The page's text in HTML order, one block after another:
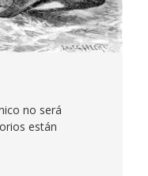
no será
están